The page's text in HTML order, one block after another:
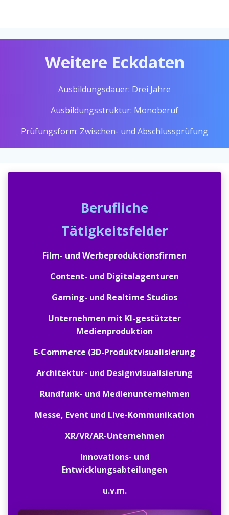
Weitere Eckdaten
Ausbildungsdauer: Drei Jahre
Ausbildungsstruktur: Monoberuf
Prüfungsform: Zwischen- und Abschlussprüfung
Berufliche
Tätigkeitsfelder
Film- und Werbeproduktionsfirmen
Content- und Digitalagenturen
Gaming- und Realtime Studios
Unternehmen mit KI-gestützter
Medienproduktion
E-Commerce (3D-Produktvisualisierung
Architektur- und Designvisualisierung
Rundfunk- und Medienunternehmen
Messe, Event und Live-Kommunikation
XR/VR/AR-Unternehmen
Innovations- und
Entwicklungsabteilungen
u.v.m.